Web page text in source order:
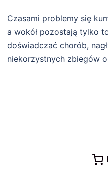
Czasami problemy się
a wokół pozostają tylko
doświadczać chorób,
niekorzystnych zbiegów